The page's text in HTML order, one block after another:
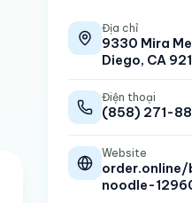
Địa chỉ
9330 Mira
Diego, CA
Điện thoại
(858) 271-
Website
noodle-